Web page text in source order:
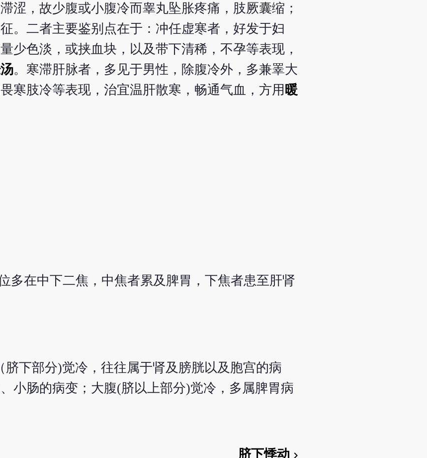
涩，故少腹或小腹冷而睾丸坠胀疼痛，肢厥囊缩；
。二者主要鉴别点在于：冲任虚寒者，好发于妇
少色淡，或挟血块，以及带下清稀，不孕等表现，
。寒滞肝脉者，多见于男性，除腹冷外，多兼睪大
寒肢冷等表现，治宜温肝散寒，畅通气血，方用 暖
多在中下二焦，中焦者累及脾胃，下焦者患至肝肾
脐下部分)觉冷，往往属于肾及膀胱以及胞宫的病
小肠的病变；大腹(脐以上部分)觉冷，多属脾胃病
脐下悸动 chevron_right